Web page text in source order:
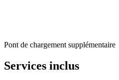
Pont de chargement supplémentaire
Services inclus